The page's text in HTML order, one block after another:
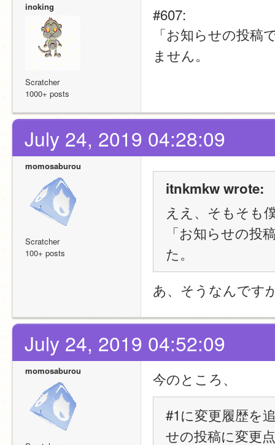
inoking
Scratcher
1000+ posts
#607:
「お知らせの投稿
ません。
July 24, 2019 04:28:09
momosaburou
Scratcher
100+ posts
itnkmkw wrote:
ええ、そもそも
「お知らせの投
た。
あ、そうなんです
July 24, 2019 04:52:09
momosaburou
今のところ、
#1に変更履歴を
せの投稿に変更